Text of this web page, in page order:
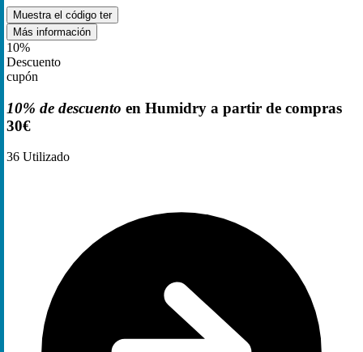
Muestra el código ter
Más información
10%
Descuento
cupón
10% de descuento en Humidry a partir de compras
30€
36 Utilizado